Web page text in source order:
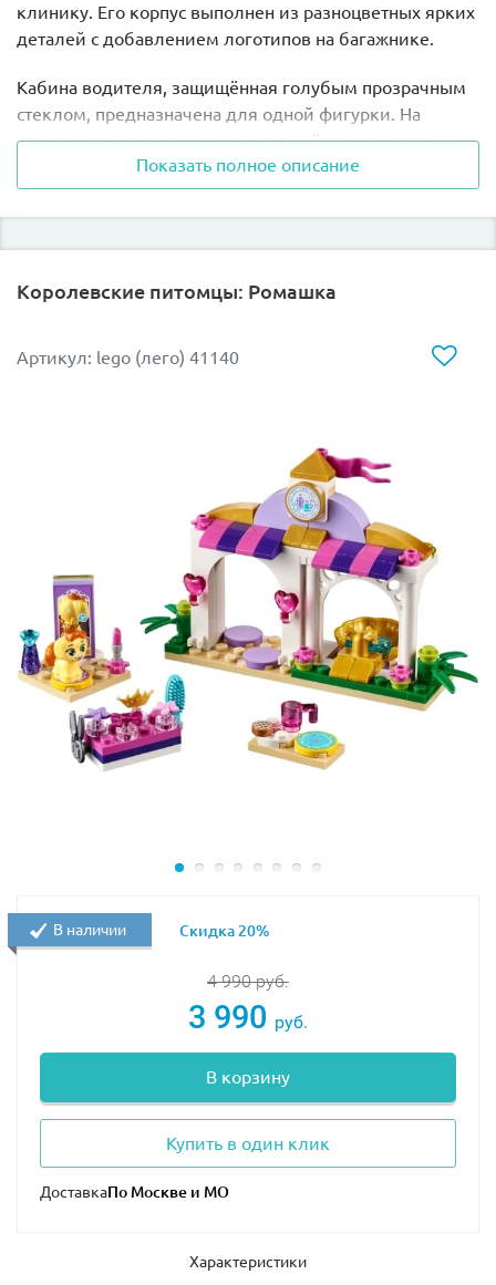
клинику. Его корпус выполнен из разноцветных ярких
деталей с добавлением логотипов на багажнике.
Кабина водителя, защищённая голубым прозрачным
стеклом, предназначена для одной фигурки. На
капоте установлена массивная решётка радиатора и
противотуманные фары, а на крыше видна система
сигнальных огней. Просторный багажник не имеет
крыши, что позволяет перевозить не только
специальное медицинское оборудование, но и
молоком.
носилки, бутылочку с молоком и бантик для волос.
При желании набор Лего 41086 можно объединить с
Лего 41085 Ветеринарная клиника.
Показать полное описание
Королевские питомцы: Ромашка
Артикул: lego (лего) 41140
4 990руб.
3 990 руб.
В корзину
Купить в один клик
Доставка
В наличии Скидка 20%
Характеристики